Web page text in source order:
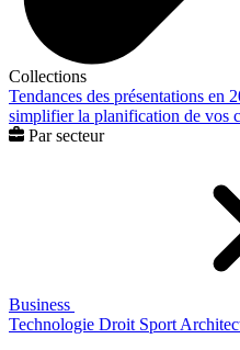
Collections
Tendances des présentations en
simplifier la planification de vos
Par secteur
Business
Technologie Droit Sport